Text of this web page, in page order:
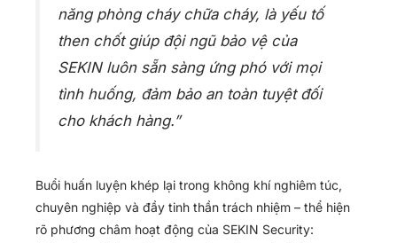
năng phòng cháy chữa cháy, là yếu tố
then chốt giúp đội ngũ bảo vệ của
SEKIN luôn sẵn sàng ứng phó với mọi
tình huống, đảm bảo an toàn tuyệt đối
cho khách hàng.”
Buổi huấn luyện khép lại trong không khí nghiêm túc,
chuyên nghiệp và đầy tinh thần trách nhiệm – thể hiện
rõ phương châm hoạt động của SEKIN Security: